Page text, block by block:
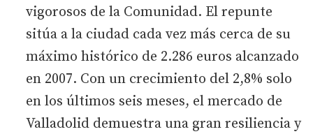
vigorosos de la Comunidad. El repunte
sitúa a la ciudad cada vez más cerca de su
máximo histórico de 2.286 euros alcanzado
en 2007. Con un crecimiento del 2,8% solo
en los últimos seis meses, el mercado de
Valladolid demuestra una gran resiliencia y